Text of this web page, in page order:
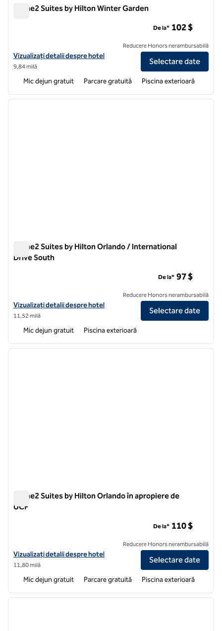
Home2 Suites by Hilton Winter Garden
Vizualizați detaliile hotelului pentru Home2 Suites by Hilton Winter
Vizualizați detalii despre hotel
9,84 milă
De la* 102 $
Reducere Honors nerambursabilă
Selectare date
Mic dejun gratuit Parcare gratuită Piscina exterioară
1 din 12
Home2 Suites by Hilton Orlando / International
Drive South
Vizualizați detaliile hotelului pentru Home2 Suites by Hilton
Vizualizați detalii despre hotel
11,52 milă
De la* 97 $
Reducere Honors nerambursabilă
Selectare date
Mic dejun gratuit Piscina exterioară
1 din 12
Home2 Suites by Hilton Orlando în apropiere de
UCF
Vizualizați detaliile hotelului pentru Home2 Suites by Hilton Orlando
Vizualizați detalii despre hotel
11,80 milă
De la* 110 $
Reducere Honors nerambursabilă
Selectare date
Mic dejun gratuit Parcare gratuită Piscina exterioară
1 din 12